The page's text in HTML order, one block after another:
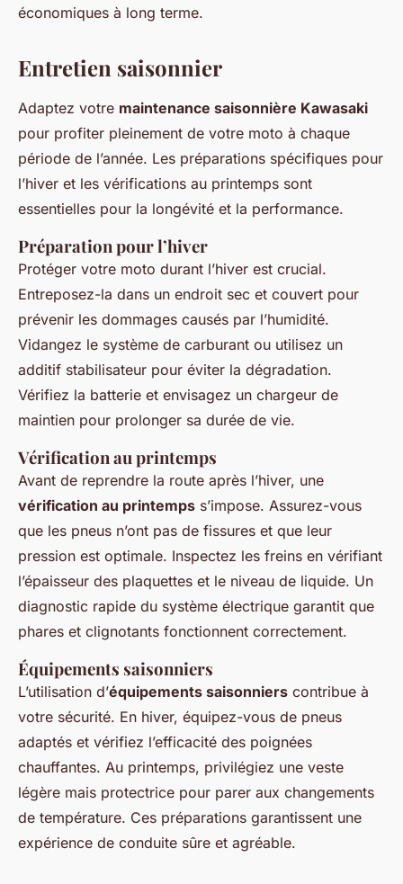
économiques à long terme.
Entretien saisonnier
Adaptez votre maintenance saisonnière Kawasaki
pour profiter pleinement de votre moto à chaque
période de l’année. Les préparations spécifiques pour
l’hiver et les vérifications au printemps sont
essentielles pour la longévité et la performance.
Préparation pour l’hiver
Protéger votre moto durant l’hiver est crucial.
Entreposez-la dans un endroit sec et couvert pour
prévenir les dommages causés par l’humidité.
Vidangez le système de carburant ou utilisez un
additif stabilisateur pour éviter la dégradation.
Vérifiez la batterie et envisagez un chargeur de
maintien pour prolonger sa durée de vie.
Vérification au printemps
Avant de reprendre la route après l’hiver, une
vérification au printemps s’impose. Assurez-vous
que les pneus n’ont pas de fissures et que leur
pression est optimale. Inspectez les freins en vérifiant
l’épaisseur des plaquettes et le niveau de liquide. Un
diagnostic rapide du système électrique garantit que
phares et clignotants fonctionnent correctement.
Équipements saisonniers
L’utilisation d’équipements saisonniers contribue à
votre sécurité. En hiver, équipez-vous de pneus
adaptés et vérifiez l’efficacité des poignées
chauffantes. Au printemps, privilégiez une veste
légère mais protectrice pour parer aux changements
de température. Ces préparations garantissent une
expérience de conduite sûre et agréable.